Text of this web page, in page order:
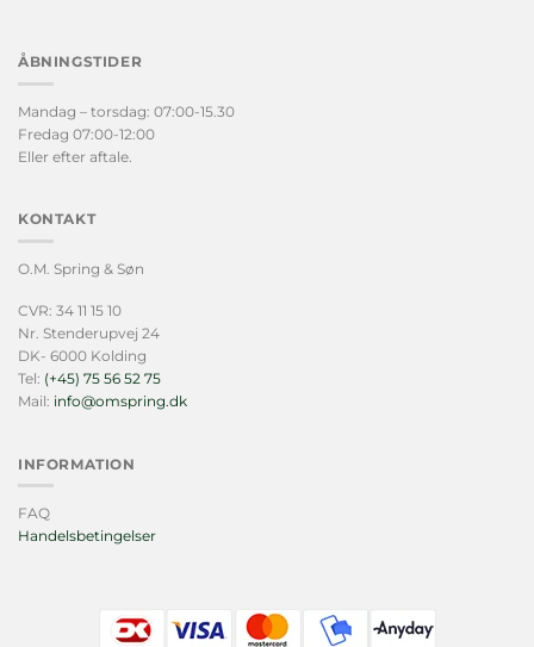
ÅBNINGSTIDER
Mandag – torsdag: 07:00-15.30
Fredag 07:00-12:00
Eller efter aftale.
KONTAKT
O.M. Spring & Søn
CVR: 34 11 15 10
Nr. Stenderupvej 24
DK- 6000 Kolding
Tel: (+45) 75 56 52 75
Mail: info@omspring.dk
INFORMATION
FAQ
Handelsbetingelser